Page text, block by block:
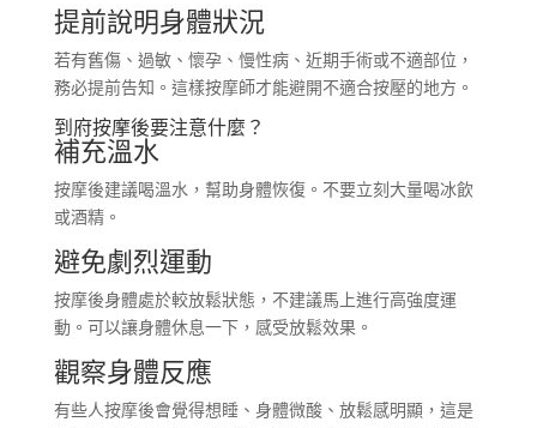
提前說明身體狀況
若有舊傷、過敏、懷孕、慢性病、近期手術或不適部位，
務必提前告知。這樣按摩師才能避開不適合按壓的地方。
到府按摩後要注意什麼？
補充溫水
按摩後建議喝溫水，幫助身體恢復。不要立刻大量喝冰飲
或酒精。
避免劇烈運動
按摩後身體處於較放鬆狀態，不建議馬上進行高強度運
動。可以讓身體休息一下，感受放鬆效果。
觀察身體反應
有些人按摩後會覺得想睡、身體微酸、放鬆感明顯，這是